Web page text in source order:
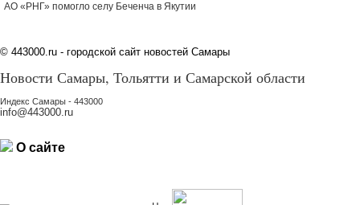
АО «РНГ» помогло селу Беченча в Якутии
© 443000.ru - городской сайт новостей Самары
Новости Самары, Тольятти и Самарской области
Индекс Самары - 443000
info@443000.ru
О сайте